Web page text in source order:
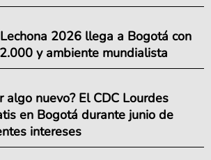
2026 llega a Bogotá con
y ambiente mundialista
algo nuevo? El CDC Lourdes
en Bogotá durante junio de
intereses